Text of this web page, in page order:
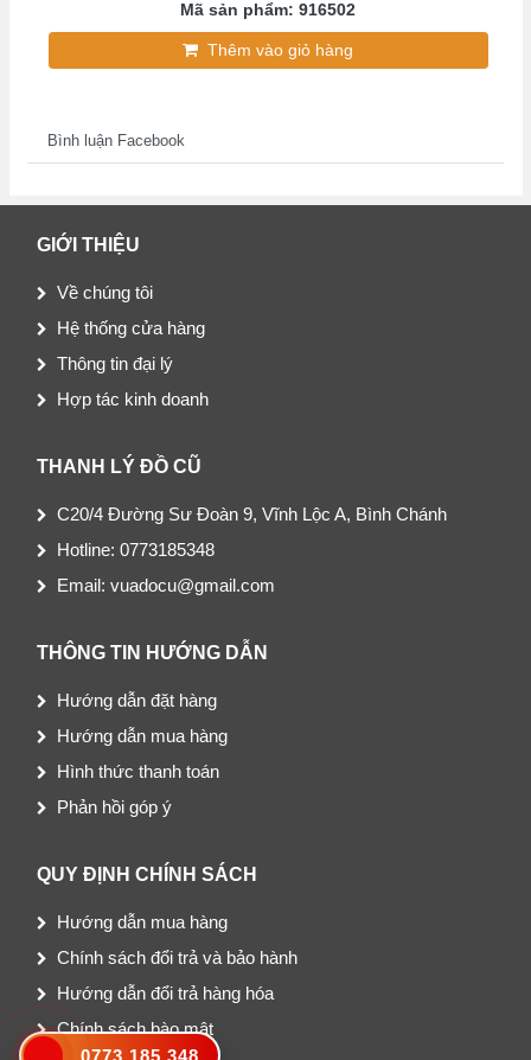
Mã sản phẩm: 916502
Thêm vào giỏ hàng
Bình luận Facebook
GIỚI THIỆU
Về chúng tôi
Hệ thống cửa hàng
Thông tin đại lý
Hợp tác kinh doanh
THANH LÝ ĐỒ CŨ
C20/4 Đường Sư Đoàn 9, Vĩnh Lộc A, Bình Chánh
Hotline: 0773185348
Email: vuadocu@gmail.com
THÔNG TIN HƯỚNG DẪN
Hướng dẫn đặt hàng
Hướng dẫn mua hàng
Hình thức thanh toán
Phản hồi góp ý
QUY ĐỊNH CHÍNH SÁCH
Hướng dẫn mua hàng
Chính sách đổi trả và bảo hành
Hướng dẫn đổi trả hàng hóa
Chính sách bào mật
0773.185.348